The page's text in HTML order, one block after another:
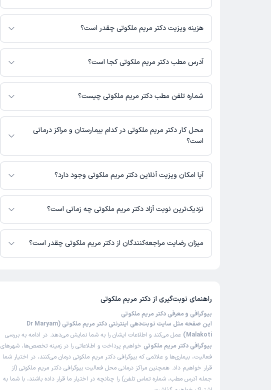
دکتر مریم ملکوتی در تشخیص علائم و درمان بیماری‌های مرتبط با عمومی فعالیت
می‌کنند.
هزینه ویزیت دکتر مریم ملکوتی چقدر است؟
مبلغ ویزیت دکتر مریم ملکوتی با توجه به نوع ویزیت تغییر می‌کند.
هزینه مشاوره پزشکی تلفنی: 200000 تومان
هزینه مشاوره پزشکی متنی: 200000 تومان
آدرس مطب دکتر مریم ملکوتی کجا است؟
دکتر مریم ملکوتی مطب فعالی ندارند و صرفا به صورت مشاوره‌ای بیماران را ویزیت
می‌کنند.شماره تلفن مطب دکتر مریم ملکوتی چیست؟
شماره تماس مطب دکتر مریم ملکوتی در حال حاضر در این صفحه ثبت نشده است.
محل کار دکتر مریم ملکوتی در کدام بیمارستان و مراکز درمانی
است؟
دکتر مریم ملکوتی در مراکز زیر فعالیت دارد:
درمانگاه فخار کرمان
آیا امکان ویزیت آنلاین دکتر مریم ملکوتی وجود دارد؟
در حال حاضر دکتر مریم ملکوتی مشاوره پزشکی آنلاین به صورت تلفنی و متنی دارند.
نزدیک‌ترین نوبت آزاد دکتر مریم ملکوتی چه زمانی است؟
دکتر مریم ملکوتی از روز شنبه 17 مرداد 1405 بیمار جدید می‌پذیرند.
میزان رضایت مراجعه‌کنندگان از دکتر مریم ملکوتی چقدر است؟
راهنمای نوبت‌گیری از دکتر مریم ملکوتی
بیوگرافی و معرفی دکتر مریم ملکوتی
این صفحه مثل سایت نوبت‌دهی اینترنتی دکتر مریم ملکوتی (Dr Maryam
Malakoti)
عمل می‌کند و اطلاعات ایشان را به شما نمایش می‌دهد. در ادامه به بررسی
بیوگرافی دکتر مریم ملکوتی خواهیم پرداخت و اطلاعاتی را در زمینه تخصص‌ها، شهرهای
فعالیت، بیماری‌ها و علائمی که بیوگرافی دکتر مریم ملکوتی درمان می‌کنند، در اختیار شما
قرار خواهیم داد. همچنین مراکز درمانی محل فعالیت بیوگرافی دکتر مریم ملکوتی (از
جمله آدرس مطب، شماره تماس تلفن) را چنانچه در اختیار ما قرار داده باشند، با شما به